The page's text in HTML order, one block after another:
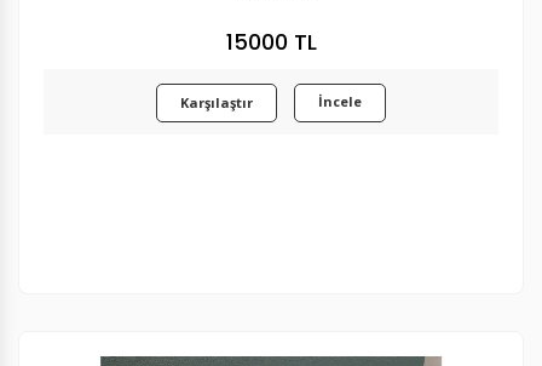
15000 TL
Karşılaştır İncele